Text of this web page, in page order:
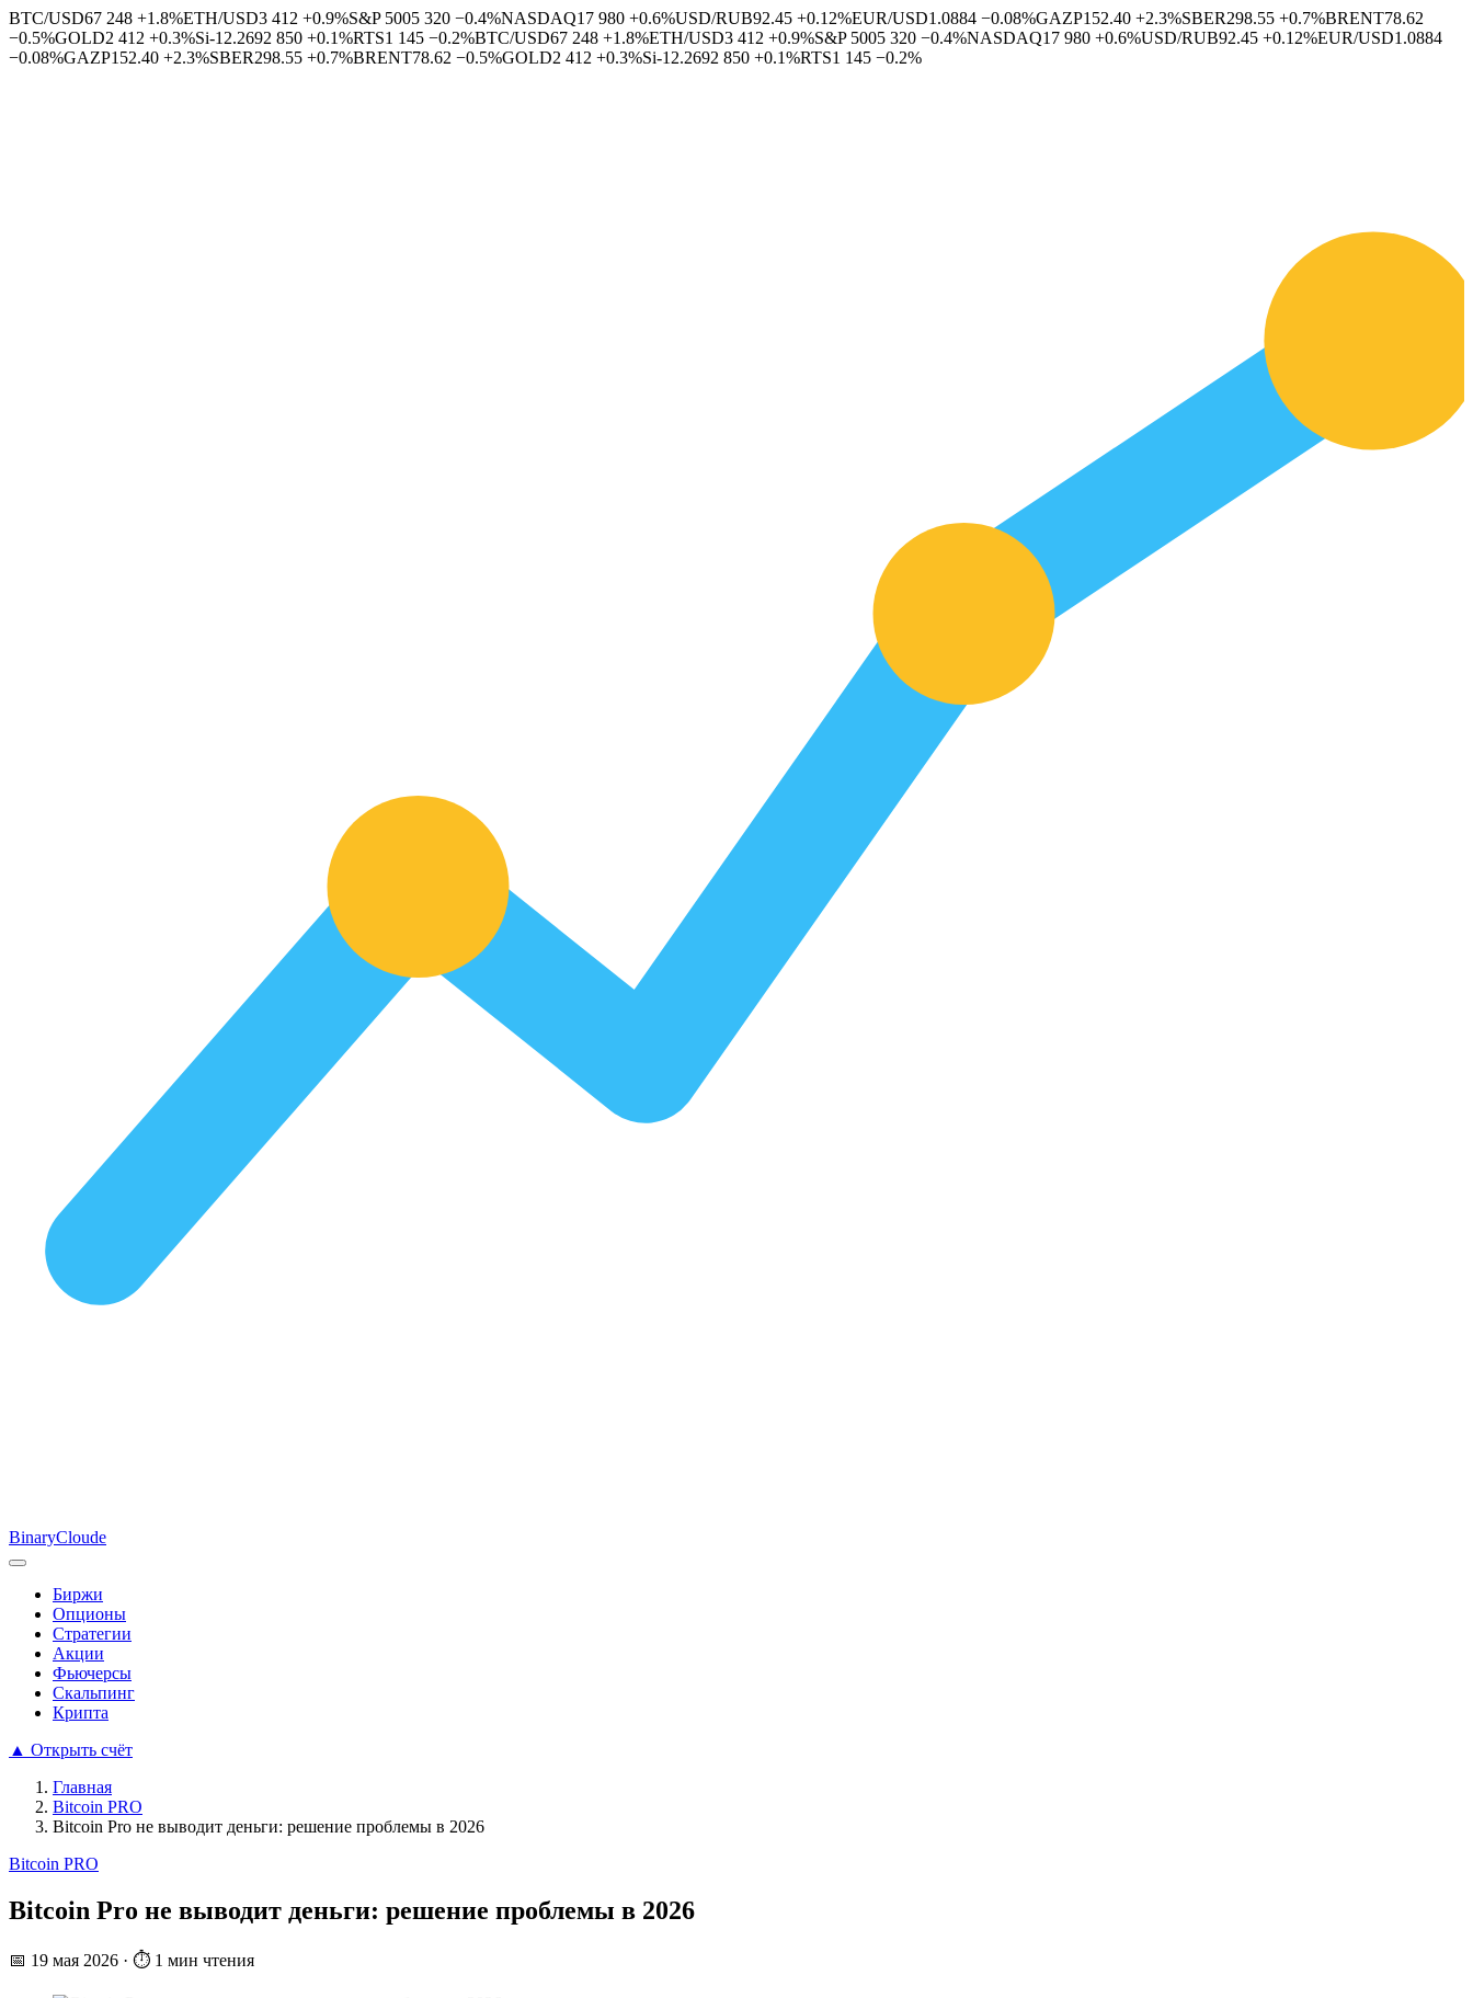
BTC/USD67 248 +1.8%ETH/USD3 412 +0.9%S&P 5005 320 −0.4%NASDAQ17 980 +0.6%USD/RUB92.45 +0.12%EUR/USD1.0884 −0.08%GAZP152.40 +2.3%SBER298.55 +0.7%BRENT78.62
−0.5%GOLD2 412 +0.3%Si-12.2692 850 +0.1%RTS1 145 −0.2%BTC/USD67 248 +1.8%ETH/USD3 412 +0.9%S&P 5005 320 −0.4%NASDAQ17 980 +0.6%USD/RUB92.45 +0.12%EUR/USD1.0884
−0.08%GAZP152.40 +2.3%SBER298.55 +0.7%BRENT78.62 −0.5%GOLD2 412 +0.3%Si-12.2692 850 +0.1%RTS1 145 −0.2%
BinaryCloude
Биржи
Опционы
Стратегии
Акции
Фьючерсы
Скальпинг
Крипта
▲ Открыть счёт
Главная
Bitcoin PRO
Bitcoin Pro не выводит деньги: решение проблемы в 2026
Bitcoin PRO
Bitcoin Pro не выводит деньги: решение проблемы в 2026
📅 19 мая 2026 · ⏱ 1 мин чтения